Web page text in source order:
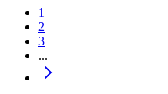
1
2
3
...